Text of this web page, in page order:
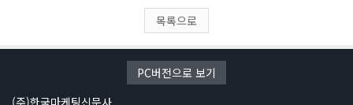
목록으로
PC버전으로 보기
(주)한국마케팅신문사